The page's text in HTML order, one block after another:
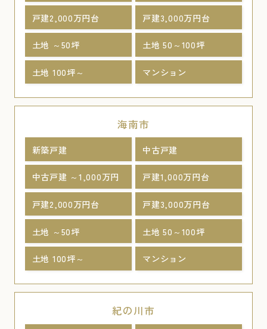
戸建2,000万円台 戸建3,000万円台
土地 ～50坪 土地 50～100坪
土地 100坪～ マンション
海南市
新築戸建 中古戸建
中古戸建 ～1,000万円 戸建1,000万円台
戸建2,000万円台 戸建3,000万円台
土地 ～50坪 土地 50～100坪
土地 100坪～ マンション
紀の川市